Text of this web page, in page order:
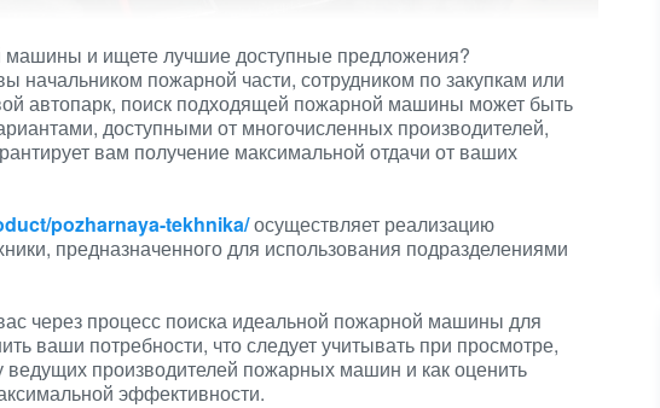
и ищете лучшие доступные предложения?
начальником пожарной части, сотрудником по закупкам или
автопарк, поиск подходящей пожарной машины может быть
доступными от многочисленных производителей,
вам получение максимальной отдачи от ваших
pozharnaya-tekhnika/осуществляет реализацию
предназначенного для использования подразделениями
через процесс поиска идеальной пожарной машины для
ваши потребности, что следует учитывать при просмотре,
производителей пожарных машин и как оценить
эффективности.